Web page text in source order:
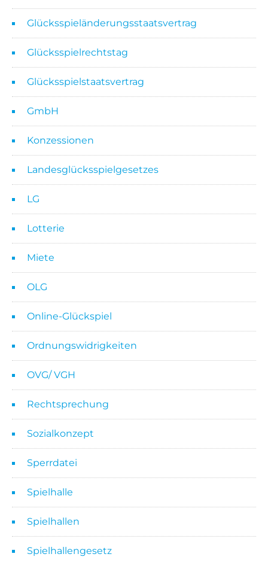
Glücksspieländerungsstaatsvertrag
Glücksspielrechtstag
Glücksspielstaatsvertrag
GmbH
Konzessionen
Landesglücksspielgesetzes
LG
Lotterie
Miete
OLG
Online-Glückspiel
Ordnungswidrigkeiten
OVG/ VGH
Rechtsprechung
Sozialkonzept
Sperrdatei
Spielhalle
Spielhallen
Spielhallengesetz